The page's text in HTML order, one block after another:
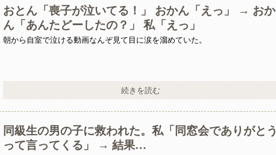
おとん「喪子が泣いてる！」 おかん「えっ」 → おか
ん「あんたどーしたの？」 私「えっ」
朝から自室で泣ける動画なんぞ見て目に涙を溜めていた。
続きを読む
同級生の男の子に救われた。私「同窓会でありがとう
って言ってくる」 → 結果…